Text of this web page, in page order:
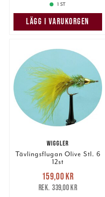
1 ST
LÄGG I VARUKORGEN
WIGGLER
Tävlingsflugan Olive Stl. 6
12st
Nuvarande pris
159,00 krTidigare pris
339,00 kr
159,00 kr
339,00 kr